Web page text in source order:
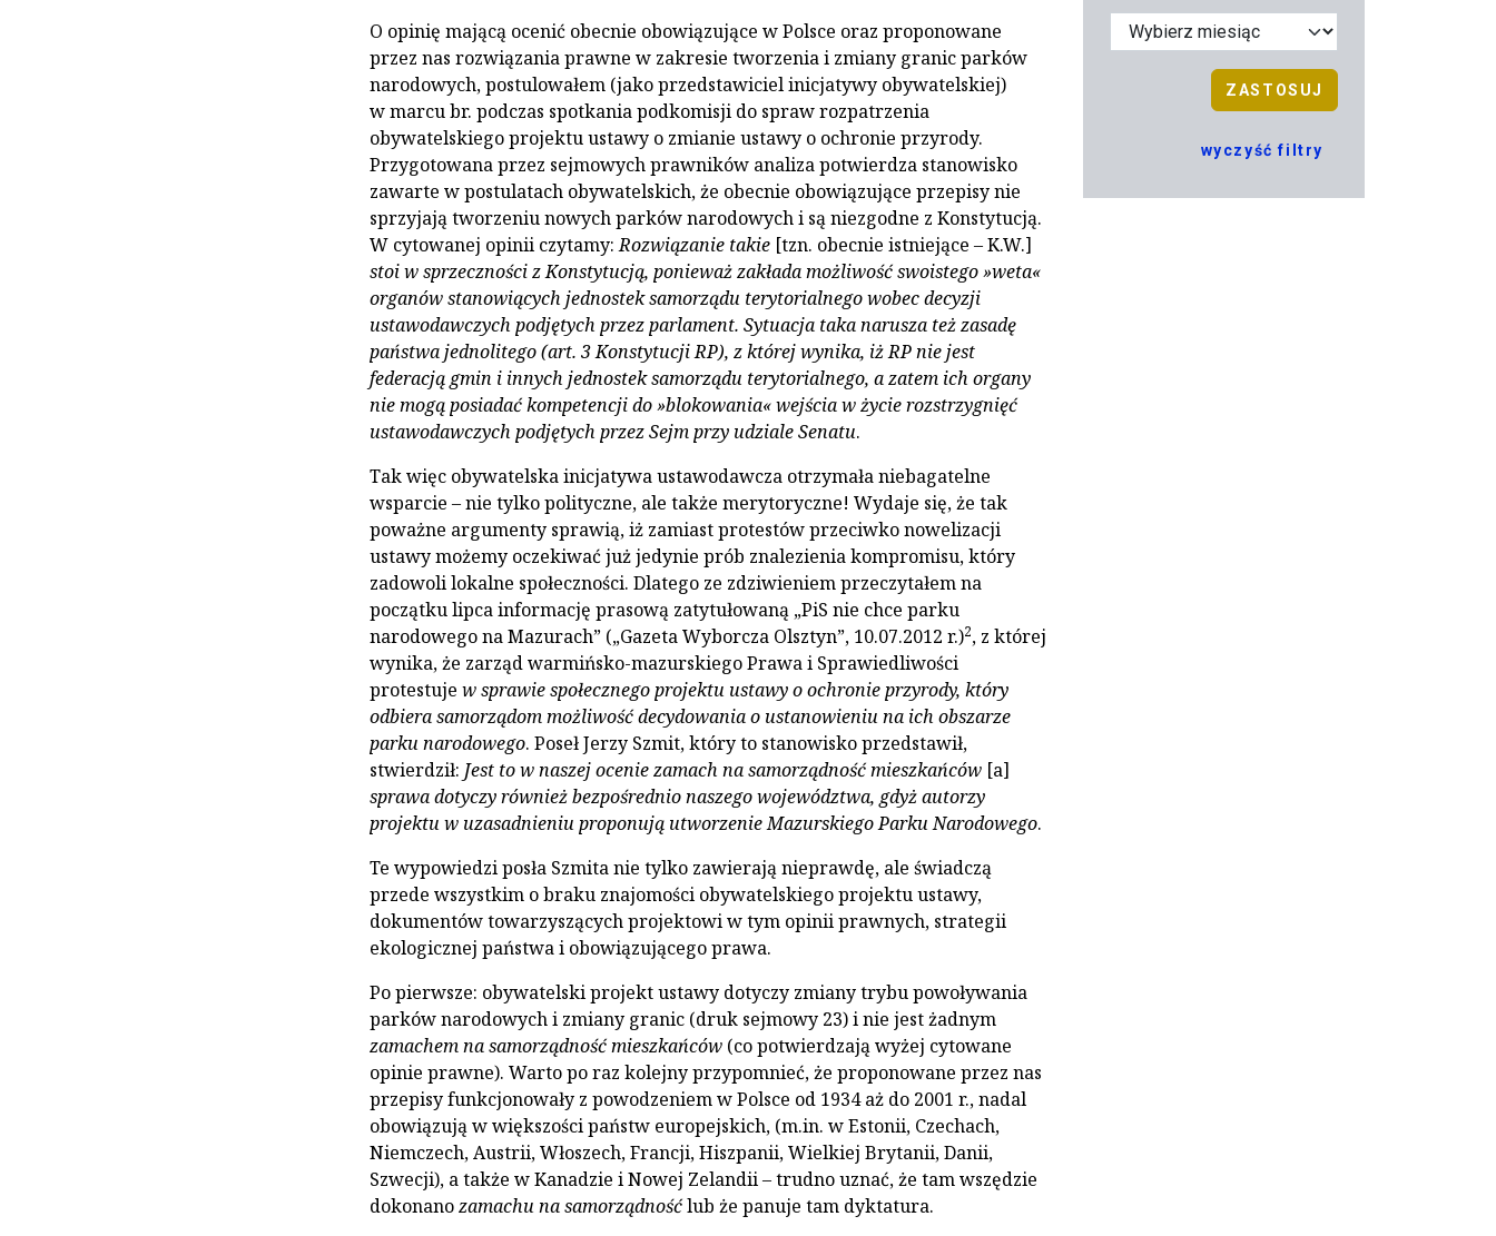
O opinię mającą ocenić obecnie obowiązujące w Polsce oraz proponowane
przez nas rozwiązania prawne w zakresie tworzenia i zmiany granic parków
narodowych, postulowałem (jako przedstawiciel inicjatywy obywatelskiej)
w marcu br. podczas spotkania podkomisji do spraw rozpatrzenia
obywatelskiego projektu ustawy o zmianie ustawy o ochronie przyrody.
Przygotowana przez sejmowych prawników analiza potwierdza stanowisko
zawarte w postulatach obywatelskich, że obecnie obowiązujące przepisy nie
sprzyjają tworzeniu nowych parków narodowych i są niezgodne z Konstytucją.
W cytowanej opinii czytamy:Rozwiązanie takie[tzn. obecnie istniejące – K.W.]
stoi w sprzeczności z Konstytucją, ponieważ zakłada możliwość swoistego »weta«
organów stanowiących jednostek samorządu terytorialnego wobec decyzji
ustawodawczych podjętych przez parlament. Sytuacja taka narusza też zasadę
państwa jednolitego (art. 3 Konstytucji RP), z której wynika, iż RP nie jest
federacją gmin i innych jednostek samorządu terytorialnego, a zatem ich organy
nie mogą posiadać kompetencji do »blokowania« wejścia w życie rozstrzygnięć
ustawodawczych podjętych przez Sejm przy udziale Senatu.
Tak więc obywatelska inicjatywa ustawodawcza otrzymała niebagatelne
wsparcie – nie tylko polityczne, ale także merytoryczne! Wydaje się, że tak
poważne argumenty sprawią, iż zamiast protestów przeciwko nowelizacji
ustawy możemy oczekiwać już jedynie prób znalezienia kompromisu, który
zadowoli lokalne społeczności. Dlatego ze zdziwieniem przeczytałem na
początku lipca informację prasową zatytułowaną „PiS nie chce parku
narodowego na Mazurach” („Gazeta Wyborcza Olsztyn”, 10.07.2012 r.)2, z której
wynika, że zarząd warmińsko-mazurskiego Prawa i Sprawiedliwości
protestuje w sprawie społecznego projektu ustawy o ochronie przyrody, który
odbiera samorządom możliwość decydowania o ustanowieniu na ich obszarze
parku narodowego. Poseł Jerzy Szmit, który to stanowisko przedstawił,
stwierdził: Jest to w naszej ocenie zamach na samorządność mieszkańców[a]
sprawa dotyczy również bezpośrednio naszego województwa, gdyż autorzy
projektu w uzasadnieniu proponują utworzenie Mazurskiego Parku Narodowego.
Te wypowiedzi posła Szmita nie tylko zawierają nieprawdę, ale świadczą
przede wszystkim o braku znajomości obywatelskiego projektu ustawy,
dokumentów towarzyszących projektowi w tym opinii prawnych, strategii
ekologicznej państwa i obowiązującego prawa.
Po pierwsze: obywatelski projekt ustawy dotyczy zmiany trybu powoływania
parków narodowych i zmiany granic (druk sejmowy 23) i nie jest żadnym
zamachem na samorządność mieszkańców(co potwierdzają wyżej cytowane
opinie prawne). Warto po raz kolejny przypomnieć, że proponowane przez nas
przepisy funkcjonowały z powodzeniem w Polsce od 1934 aż do 2001 r., nadal
obowiązują w większości państw europejskich, (m.in. w Estonii, Czechach,
Niemczech, Austrii, Włoszech, Francji, Hiszpanii, Wielkiej Brytanii, Danii,
Szwecji), a także w Kanadzie i Nowej Zelandii – trudno uznać, że tam wszędzie
dokonanozamachu na samorządnośćlub że panuje tam dyktatura.
ZASTOSUJ
wyczyść filtry